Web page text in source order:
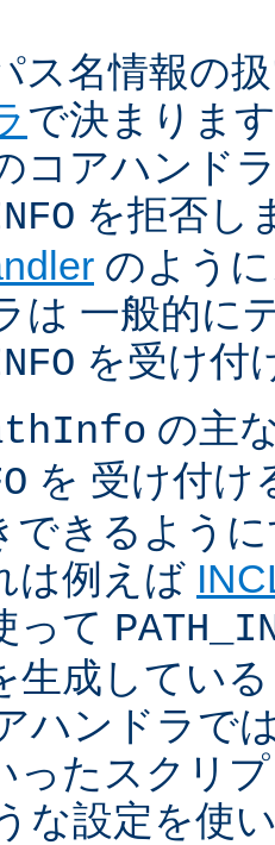
ス名情報の
で決まりま
コアハンド
を拒否し
のよう
は 一般的に
を受け付
の主
を 受け付け
できるよう
は例えば
って
生成してい
ハンドラで
ったスクリ
な設定を使